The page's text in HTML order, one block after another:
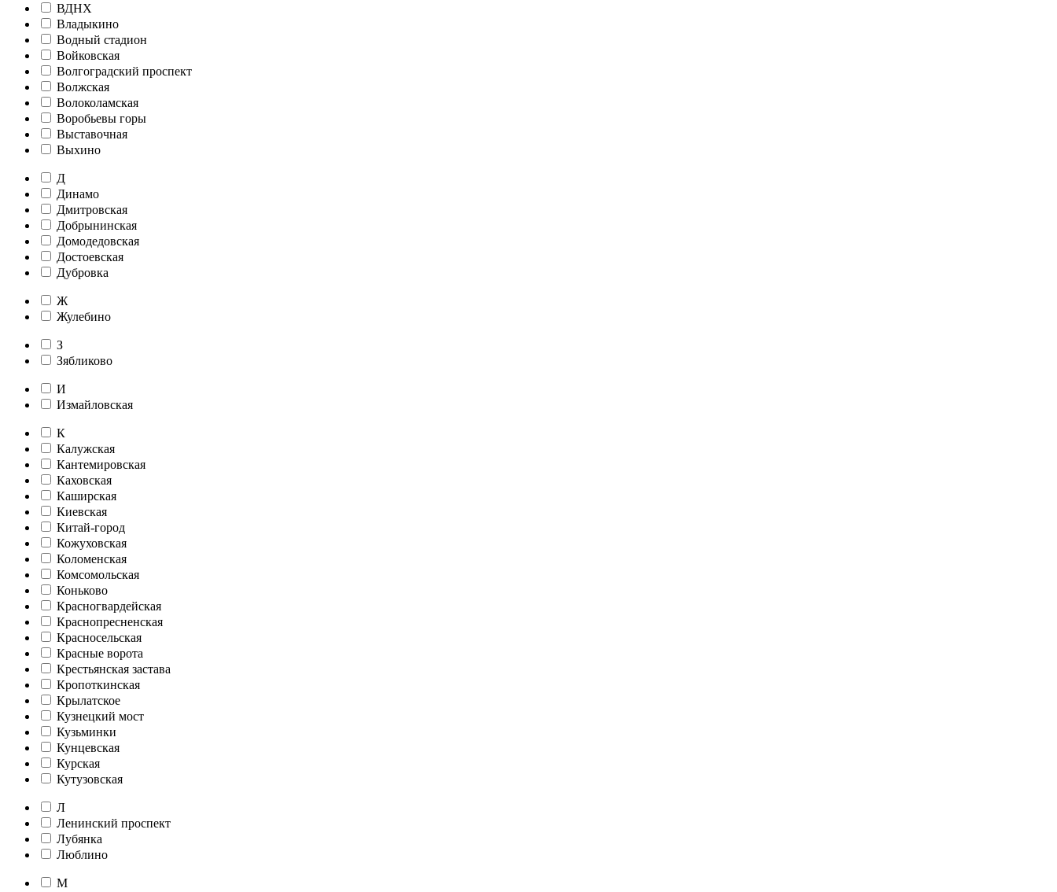
ВДНХ
Владыкино
Водный стадион
Войковская
Волгоградский проспект
Волжская
Волоколамская
Воробьевы горы
Выставочная
Выхино
Д
Динамо
Дмитровская
Добрынинская
Домодедовская
Достоевская
Дубровка
Ж
Жулебино
З
Зябликово
И
Измайловская
К
Калужская
Кантемировская
Каховская
Каширская
Киевская
Китай-город
Кожуховская
Коломенская
Комсомольская
Коньково
Красногвардейская
Краснопресненская
Красносельская
Красные ворота
Крестьянская застава
Кропоткинская
Крылатское
Кузнецкий мост
Кузьминки
Кунцевская
Курская
Кутузовская
Л
Ленинский проспект
Лубянка
Люблино
М